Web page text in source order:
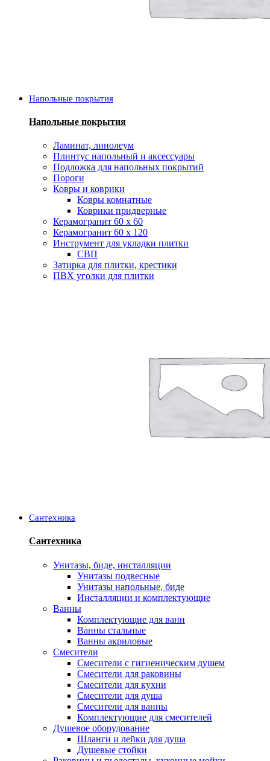
Напольные покрытия
Напольные покрытия
Ламинат, линолеум
Плинтус напольный и аксессуары
Подложка для напольных покрытий
Пороги
Ковры и коврики
Ковры комнатные
Коврики придверные
Керамогранит 60 х 60
Керамогранит 60 х 120
Инструмент для укладки плитки
СВП
Затирка для плитки, крестики
ПВХ уголки для плитки
Сантехника
Сантехника
Унитазы, биде, инсталляции
Унитазы подвесные
Унитазы напольные, биде
Инсталляции и комплектующие
Ванны
Комплектующие для ванн
Ванны стальные
Ванны акриловые
Смесители
Смесители с гигиеническим душем
Смесители для раковины
Смесители для кухни
Смесители для душа
Смесители для ванны
Комплектующие для смесителей
Душевое оборудование
Шланги и лейки для душа
Душевые стойки